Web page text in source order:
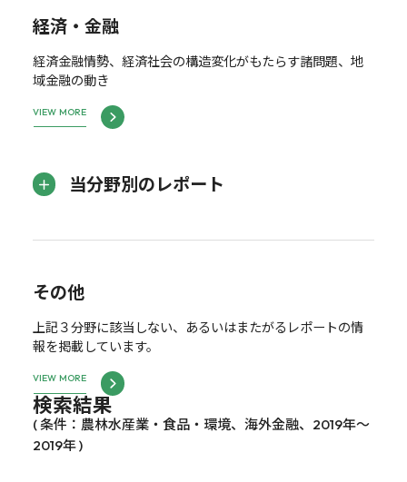
経済・金融
経済金融情勢、経済社会の構造変化がもたらす諸問題、地
域金融の動き
VIEW MORE
当分野別のレポート
その他
上記３分野に該当しない、あるいはまたがるレポートの情
報を掲載しています。
VIEW MORE
検索結果
( 条件：農林水産業・食品・環境、海外金融、2019年～
2019年 )